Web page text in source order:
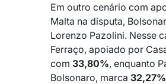
Em outro cenário com
Malta na disputa,
Lorenzo Pazolini. Nesse
Ferraço, apoiado por
com 33,80%, enquanto
Bolsonaro, marca 32,27%